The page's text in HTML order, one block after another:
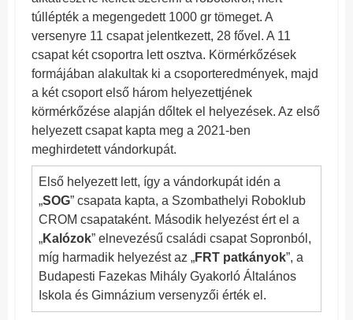
túllépték a megengedett 1000 gr tömeget. A
versenyre 11 csapat jelentkezett, 28 fővel. A 11
csapat két csoportra lett osztva. Körmérkőzések
formájában alakultak ki a csoporteredmények, majd
a két csoport első három helyezettjének
körmérkőzése alapján dőltek el helyezések. Az első
helyezett csapat kapta meg a 2021-ben
meghirdetett vándorkupát.
Első helyezett lett, így a vándorkupát idén a
„SOG” csapata kapta, a Szombathelyi Roboklub
CROM csapataként. Második helyezést ért el a
„Kalózok” elnevezésű családi csapat Sopronból,
míg harmadik helyezést az „FRT patkányok”, a
Budapesti Fazekas Mihály Gyakorló Általános
Iskola és Gimnázium versenyzői érték el.